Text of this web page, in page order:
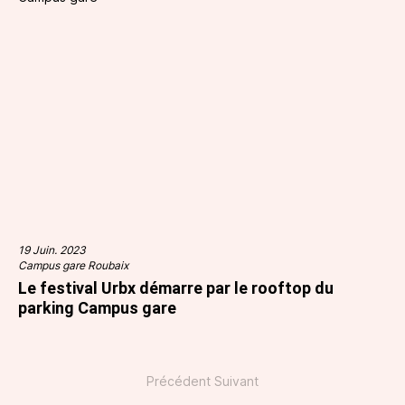
19 Juin. 2023
Campus gare Roubaix
Le festival Urbx démarre par le rooftop du
parking Campus gare
Précédent Suivant